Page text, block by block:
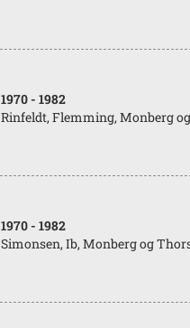
1970 - 1982
Rinfeldt, Flemming, Monberg
1970 - 1982
Simonsen, Ib, Monberg og